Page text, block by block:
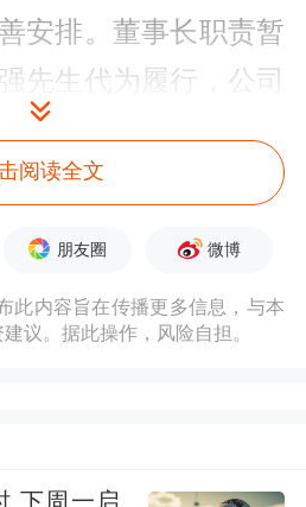
安排。董事长职责暂
先生代为履行，公司
理人员均正常履职，
生产经营和管理等工
安洁发布公告称，公
綦江区监察委员会签
董事长魏延田被依法
置措施。
阅读全文
朋友圈 微博
此内容旨在传播更多信息，与本
议。据此操作，风险自担。
下周一启